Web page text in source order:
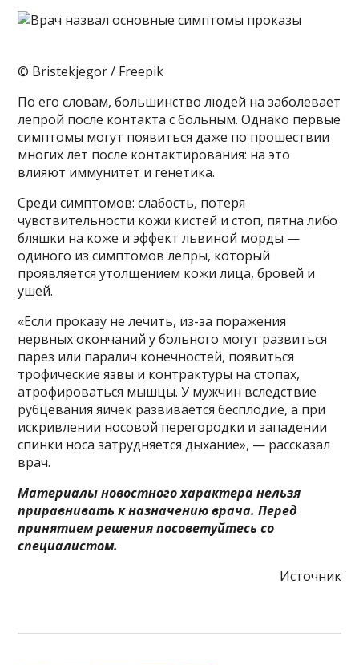
© Bristekjegor / Freepik
По его словам, большинство людей на заболевает
лепрой после контакта с больным. Однако первые
симптомы могут появиться даже по прошествии
многих лет после контактирования: на это
влияют иммунитет и генетика.
Среди симптомов: слабость, потеря
чувствительности кожи кистей и стоп, пятна либо
бляшки на коже и эффект львиной морды —
одиного из симптомов лепры, который
проявляется утолщением кожи лица, бровей и
ушей.
«Если проказу не лечить, из-за поражения
нервных окончаний у больного могут развиться
парез или паралич конечностей, появиться
трофические язвы и контрактуры на стопах,
атрофироваться мышцы. У мужчин вследствие
рубцевания яичек развивается бесплодие, а при
искривлении носовой перегородки и западении
спинки носа затрудняется дыхание», — рассказал
врач.
Материалы новостного характера нельзя
приравнивать к назначению врача. Перед
принятием решения посоветуйтесь со
специалистом.
Источник